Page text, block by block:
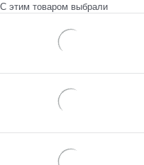
С этим товаром выбрали